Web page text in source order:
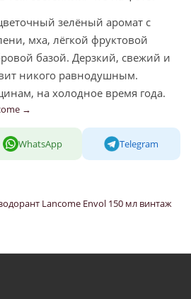
зелёный аромат с
мха, лёгкой фруктовой
базой. Дерзкий, свежий и
никого равнодушным.
на холодное время года.
→
WhatsApp Telegram
Lancome Envol 150 мл винтаж